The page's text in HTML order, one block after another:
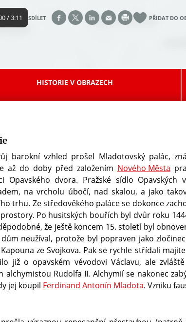
SDÍLET PŘIDAT DO
/ 3:11
HISTORIE V OBRAZECH
barokní vzhled prošel Mladotovský palác,
až do doby před založením Nového Města
Opavského dvora. Pražské sídlo
na vrcholu úbočí, nad skalou, a jako
trhu. Ze středověkého paláce se dokonce
Po husitských bouřích byl dvůr roku
že ještě koncem 15. století byl
neužíval, protože byl popraven jako
ze Svojkova. Pak se rychle střídali
již o opavském vévodovi Václavu, ale
alchymistou Rudolfa II. Alchymií se nakonec
jej koupil Ferdinand Antonín Mladota. Vzniku